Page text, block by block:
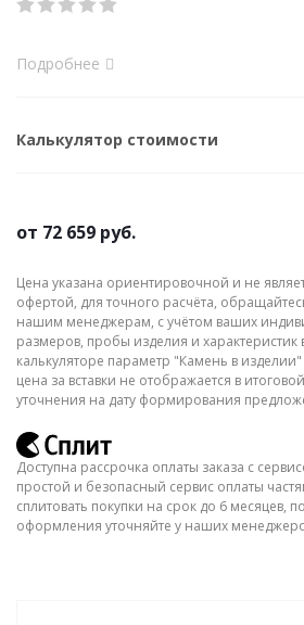
Подробнее
Калькулятор стоимости
от 72 659 руб.
Цена указана ориентировочной и не
офертой, для точного расчёта,
нашим менеджерам, с учётом ваших
размеров, пробы изделия и характеристик
калькуляторе параметр "Камень в
цена за вставки не отображается в
уточнения на дату формирования
Доступна рассрочка оплаты заказа с
простой и безопасный сервис оплаты
сплитовать покупки на срок до 6 месяцев,
оформления уточняйте у наших